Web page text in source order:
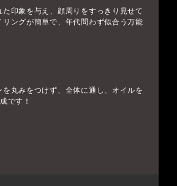
た印象を与え、顔周りをすっきり見せて
ングが簡単で、年代問わず似合う万能
を丸みをつけず、全体に通し、オイルを
です！